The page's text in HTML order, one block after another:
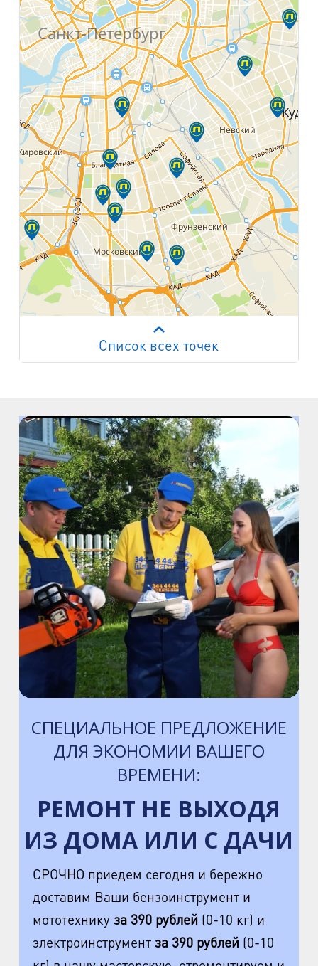
м. Пр. Ветеранов
пр. Ветеранов, д.9
м. Ул. Дыбенко
пр. Большевиков, д.25
м. Комендантский пр.
пр. Авиаконструкторов, д.4
м. Приморская
ул. Кораблестроителей, д.30
м. Академическая
пр. Науки, д.8, к.1
м. Озерки, м. Пр. Просвещения
м. Автово
пр. Маршала Жукова, д.35, к.3
м. Елизаровская
пр. Елизарова, д.36
м. Международная
ул. Белы Куна, д.20, к.1
м. Пионерская
пр. Испытателей, д.11, к.1
м. Гражданский пр.
Работает на API 2ГИС
Лицензионное соглашение
Список всех точек
СПЕЦИАЛЬНОЕ ПРЕДЛОЖЕНИЕ
ДЛЯ ЭКОНОМИИ ВАШЕГО
ВРЕМЕНИ:
РЕМОНТ НЕ ВЫХОДЯ
ИЗ ДОМА ИЛИ С ДАЧИ
СРОЧНО приедем сегодня и бережно
доставим Ваши бензоинструмент и
мототехникуза 390 рублей (0-10 кг) и
электроинструментза 390 рублей (0-10